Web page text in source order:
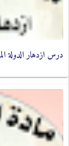
درس ازدهار الدولة